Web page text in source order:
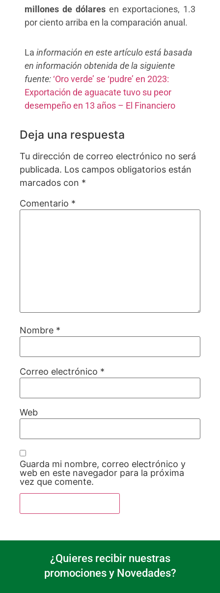
millones de dólares en exportaciones, 1.3
por ciento arriba en la comparación anual.
La información en este artículo está basada
en información obtenida de la siguiente
fuente:‘Oro verde’ se ‘pudre’ en 2023:
Exportación de aguacate tuvo su peor
desempeño en 13 años – El Financiero
Deja una respuesta
Tu dirección de correo electrónico no será
publicada. Los campos obligatorios están
marcados con *
Comentario *
Nombre *
Correo electrónico *
Web
Guarda mi nombre, correo electrónico y
web en este navegador para la próxima
vez que comente.
¿Quieres recibir nuestras
promociones y Novedades?